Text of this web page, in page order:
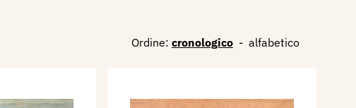
Ordine: cronologico - alfabetico